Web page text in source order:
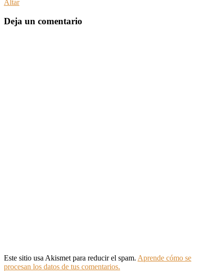
Altar
Deja un comentario
Este sitio usa Akismet para reducir el spam. Aprende cómo se
procesan los datos de tus comentarios.